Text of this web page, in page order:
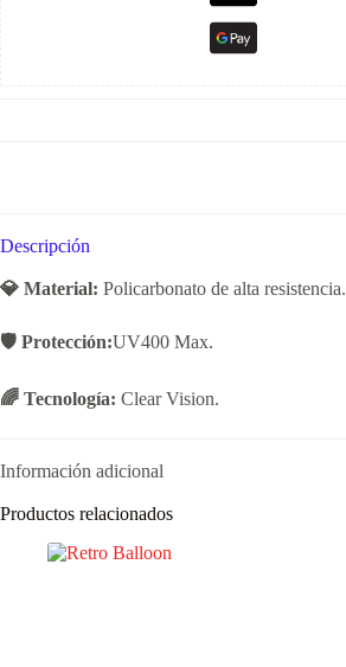
Descripción
💎 Material: Policarbonato de alta resistencia.
🛡️ Protección:UV400 Max.
🌈 Tecnología: Clear Vision.
Información adicional
Productos relacionados